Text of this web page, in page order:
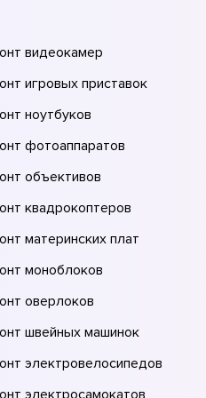
видеокамер
игровых приставок
ноутбуков
фотоаппаратов
объективов
квадрокоптеров
материнских плат
моноблоков
оверлоков
швейных машинок
электровелосипедов
электросамокатов